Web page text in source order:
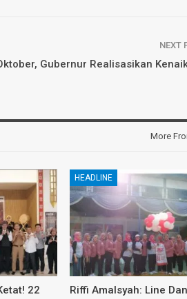
NEXT
Gubernur Realisasikan
More
22
HEADLINE
Riffi Amalsyah: Line